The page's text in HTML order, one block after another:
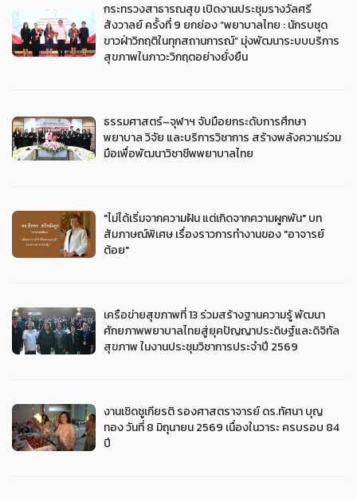
กระทรวงสาธารณสุข เปิดงานประชุมรางวัลศรี
สังวาลย์ ครั้งที่ 9 ยกย่อง “พยาบาลไทย : นักรบชุด
ขาวฝ่าวิกฤติในทุกสถานการณ์” มุ่งพัฒนาระบบบริการ
สุขภาพในภาวะวิกฤตอย่างยั่งยืน
ธรรมศาสตร์–จุฬาฯ จับมือยกระดับการศึกษา
พยาบาล วิจัย และบริการวิชาการ สร้างพลังความร่วม
มือเพื่อพัฒนาวิชาชีพพยาบาลไทย
"ไม่ได้เริ่มจากความฝัน แต่เกิดจากความผูกพัน" บท
สัมภาษณ์พิเศษ เรื่องราวการทำงานของ "อาจารย์
ต้อย"
เครือข่ายสุขภาพที่ 13 ร่วมสร้างฐานความรู้ พัฒนา
ศักยภาพพยาบาลไทยสู่ยุคปัญญาประดิษฐ์และดิจิทัล
สุขภาพ ในงานประชุมวิชาการประจำปี 2569
งานเชิดชูเกียรติ รองศาสตราจารย์ ดร.ทัศนา บุญ
ทอง วันที่ 8 มิถุนายน 2569 เนื่องในวาระ ครบรอบ 84
ปี